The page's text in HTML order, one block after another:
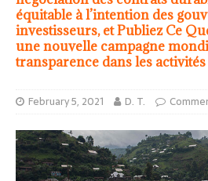
équitable à l’intention des
investisseurs, et Publiez Ce
une nouvelle campagne
transparence dans les
February 5, 2021 D. T.